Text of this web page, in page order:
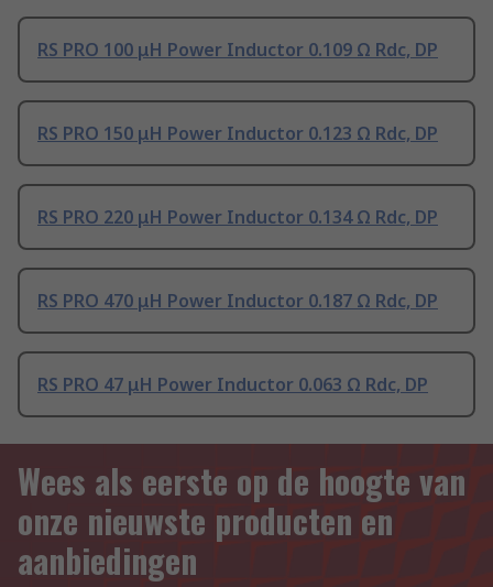
RS PRO 100 μH Power Inductor 0.109 Ω Rdc, DP
RS PRO 150 μH Power Inductor 0.123 Ω Rdc, DP
RS PRO 220 μH Power Inductor 0.134 Ω Rdc, DP
RS PRO 470 μH Power Inductor 0.187 Ω Rdc, DP
RS PRO 47 μH Power Inductor 0.063 Ω Rdc, DP
Wees als eerste op de hoogte van
onze nieuwste producten en
aanbiedingen